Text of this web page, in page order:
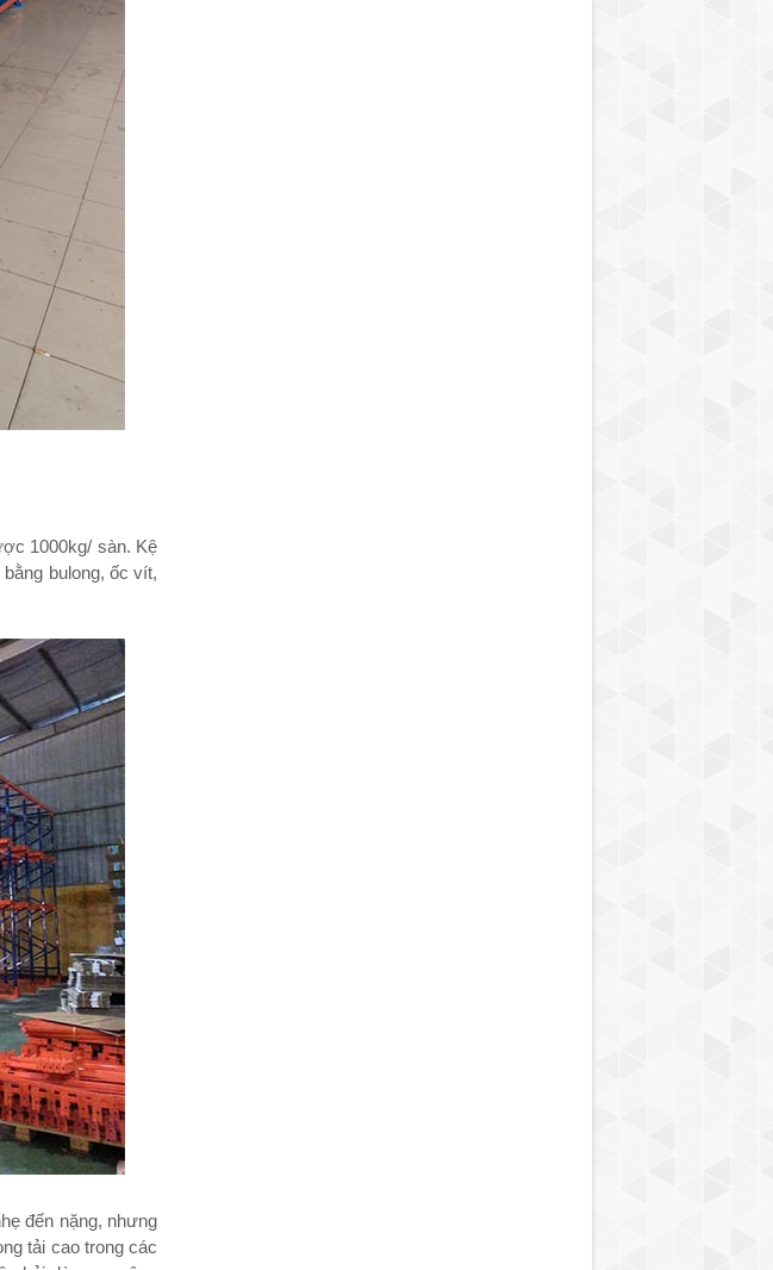
1000kg/ sàn. Kệ
bulong, ốc vít,
đến nặng, nhưng
tải cao trong các